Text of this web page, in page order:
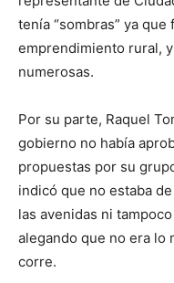
tenía “sombras” ya
emprendimiento rural,
numerosas.
Por su parte, Raquel
gobierno no había
propuestas por su
indicó que no estaba
las avenidas ni
alegando que no era lo
corre.